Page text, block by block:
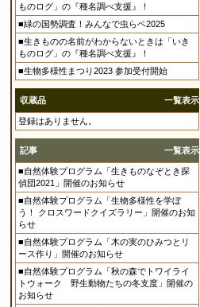
ものログ」の『種名調べ支援』！
■緑の国勢調査！みんなで虫らベ2025
■生きものの名前がわからないときは「いき
ものログ」の『種名調べ支援』！
■生物多様性まつり2023 参加受付開始
収蔵品 一覧表示
登録はありません。
記事 一覧表示
■自然体験プログラム「生きものなぞとき探
偵団2021」開催のお知らせ
■自然体験プログラム「生物多様性を学ぼ
う！ クロスワードクイズラリー」開催のお知
らせ
■自然体験プログラム「木の実のひみつとリ
ース作り」開催のお知らせ
■自然体験プログラム「秋の森でトワイライ
トウォーク 野生動物たちの冬支度」開催の
お知らせ